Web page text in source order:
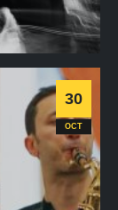
30
OCT